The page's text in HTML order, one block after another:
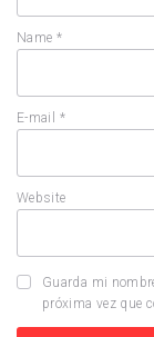
Name *
E-mail *
Website
Guarda mi
próxima vez que